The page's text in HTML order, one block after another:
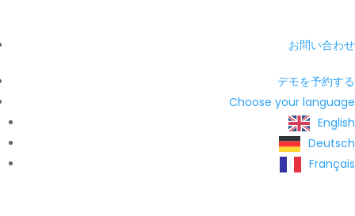
お問い合わせ
デモを予約する
Choose your language
English
Deutsch
Français